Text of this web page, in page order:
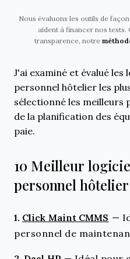
Nous évaluons les outils de
aident à financer nos tests.
transparence, notre
J'ai examiné et évalué les
personnel hôtelier les
sélectionné les
de la planification des
paie.
10 Meilleur
personnel
1. Click Maint CMMS —
personnel de